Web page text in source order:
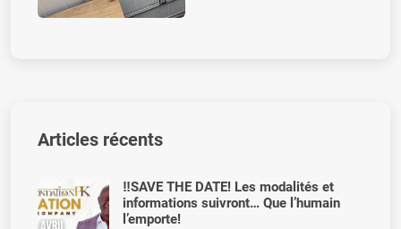
Articles récents
‼️SAVE THE DATE! Les modalités et
informations suivront… Que l’humain
l’emporte!